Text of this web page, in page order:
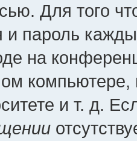
Для того
и пароль
на
компьютере,
и т. д.